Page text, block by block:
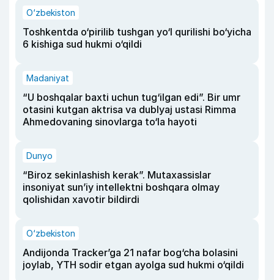
O‘zbekiston
Toshkentda o‘pirilib tushgan yo‘l qurilishi bo‘yicha
6 kishiga sud hukmi o‘qildi
Madaniyat
“U boshqalar baxti uchun tug‘ilgan edi”. Bir umr
otasini kutgan aktrisa va dublyaj ustasi Rimma
Ahmedovaning sinovlarga to‘la hayoti
Dunyo
“Biroz sekinlashish kerak”. Mutaxassislar
insoniyat sun’iy intellektni boshqara olmay
qolishidan xavotir bildirdi
O‘zbekiston
Andijonda Tracker’ga 21 nafar bog‘cha bolasini
joylab, YTH sodir etgan ayolga sud hukmi o‘qildi